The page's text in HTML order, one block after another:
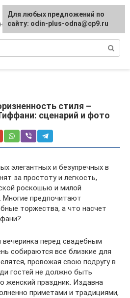
свадьбы, традиции
стиля –
сценарий и фото
элегантных и безупречных в
за простоту и легкость,
роскошью и милой
Многие предпочитают
торжества, а что насчет
вечеринка перед свадебным
собираются все близкие для
провожая свою подругу в
гостей не должно быть
женский праздник. Издавна
приметами и традициями,
Для любых предложений по
сайту: odin-plus-odna@cp9.ru